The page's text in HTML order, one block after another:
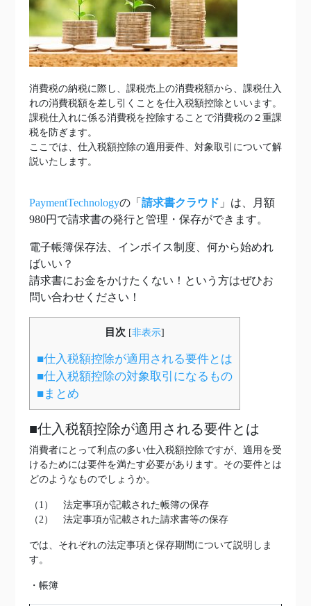
消費税の納税に際し、課税売上の消費税額から、課税仕入
れの消費税額を差し引くことを仕入税額控除といいます。
課税仕入れに係る消費税を控除することで消費税の２重課
税を防ぎます。
ここでは、仕入税額控除の適用要件、対象取引について解
説いたします。
PaymentTechnologyの「 請求書クラウド 」は、月額
980円で請求書の発行と管理・保存ができます。
電子帳簿保存法、インボイス制度、何から始めれ
ばいい？
請求書にお金をかけたくない！という方はぜひお
問い合わせください！
目次 [非表示]
■仕入税額控除が適用される要件とは
■仕入税額控除の対象取引になるもの
■まとめ
■仕入税額控除が適用される要件とは
消費者にとって利点の多い仕入税額控除ですが、適用を受
けるためには要件を満たす必要があります。その要件とは
どのようなものでしょうか。
（1） 法定事項が記載された帳簿の保存
（2） 法定事項が記載された請求書等の保存
では、それぞれの法定事項と保存期間について説明しま
す。
・帳簿